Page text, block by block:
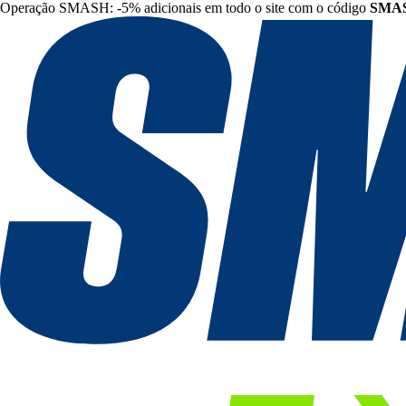
Operação SMASH: -5% adicionais em todo o site com o código